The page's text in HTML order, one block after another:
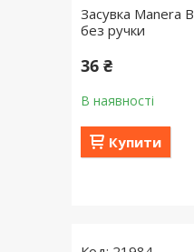
Засувка Manera
без ручки
36 ₴
В наявності
Купити